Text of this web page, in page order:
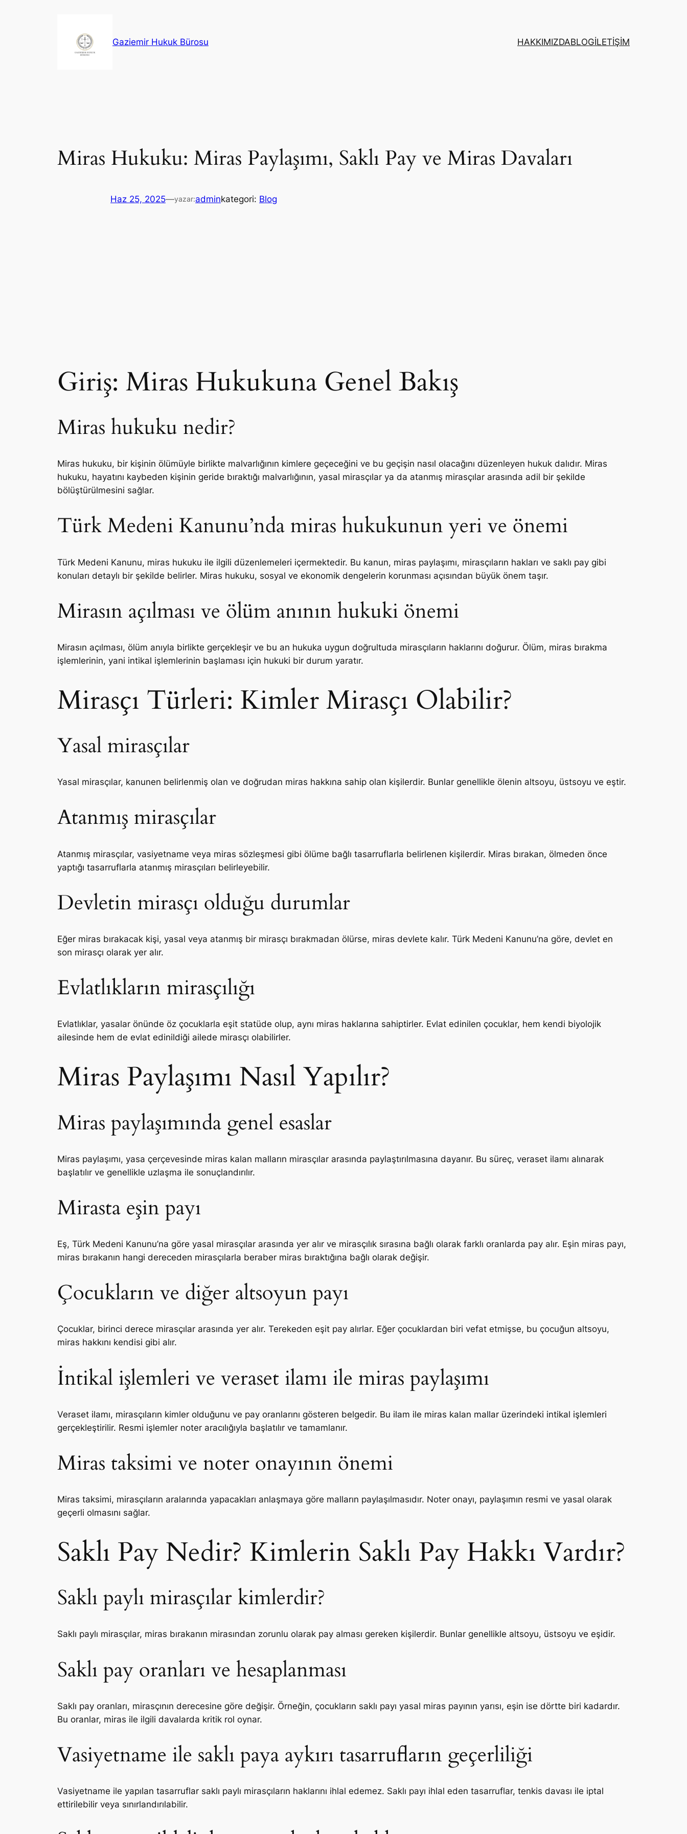
Gaziemir Hukuk Bürosu
HAKKIMIZDABLOGİLETİŞİM
Miras Hukuku: Miras Paylaşımı, Saklı Pay ve Miras Davaları
Haz 25, 2025—yazar:adminkategori: Blog
Giriş: Miras Hukukuna Genel Bakış
Miras hukuku nedir?
Miras hukuku, bir kişinin ölümüyle birlikte malvarlığının kimlere geçeceğini ve bu geçişin nasıl olacağını düzenleyen hukuk dalıdır. Miras
hukuku, hayatını kaybeden kişinin geride bıraktığı malvarlığının, yasal mirasçılar ya da atanmış mirasçılar arasında adil bir şekilde
bölüştürülmesini sağlar.
Türk Medeni Kanunu’nda miras hukukunun yeri ve önemi
Türk Medeni Kanunu, miras hukuku ile ilgili düzenlemeleri içermektedir. Bu kanun, miras paylaşımı, mirasçıların hakları ve saklı pay gibi
konuları detaylı bir şekilde belirler. Miras hukuku, sosyal ve ekonomik dengelerin korunması açısından büyük önem taşır.
Mirasın açılması ve ölüm anının hukuki önemi
Mirasın açılması, ölüm anıyla birlikte gerçekleşir ve bu an hukuka uygun doğrultuda mirasçıların haklarını doğurur. Ölüm, miras bırakma
işlemlerinin, yani intikal işlemlerinin başlaması için hukuki bir durum yaratır.
Mirasçı Türleri: Kimler Mirasçı Olabilir?
Yasal mirasçılar
Yasal mirasçılar, kanunen belirlenmiş olan ve doğrudan miras hakkına sahip olan kişilerdir. Bunlar genellikle ölenin altsoyu, üstsoyu ve eştir.
Atanmış mirasçılar
Atanmış mirasçılar, vasiyetname veya miras sözleşmesi gibi ölüme bağlı tasarruflarla belirlenen kişilerdir. Miras bırakan, ölmeden önce
yaptığı tasarruflarla atanmış mirasçıları belirleyebilir.
Devletin mirasçı olduğu durumlar
Eğer miras bırakacak kişi, yasal veya atanmış bir mirasçı bırakmadan ölürse, miras devlete kalır. Türk Medeni Kanunu’na göre, devlet en
son mirasçı olarak yer alır.
Evlatlıkların mirasçılığı
Evlatlıklar, yasalar önünde öz çocuklarla eşit statüde olup, aynı miras haklarına sahiptirler. Evlat edinilen çocuklar, hem kendi biyolojik
ailesinde hem de evlat edinildiği ailede mirasçı olabilirler.
Miras Paylaşımı Nasıl Yapılır?
Miras paylaşımında genel esaslar
Miras paylaşımı, yasa çerçevesinde miras kalan malların mirasçılar arasında paylaştırılmasına dayanır. Bu süreç, veraset ilamı alınarak
başlatılır ve genellikle uzlaşma ile sonuçlandırılır.
Mirasta eşin payı
Eş, Türk Medeni Kanunu’na göre yasal mirasçılar arasında yer alır ve mirasçılık sırasına bağlı olarak farklı oranlarda pay alır. Eşin miras payı,
miras bırakanın hangi dereceden mirasçılarla beraber miras bıraktığına bağlı olarak değişir.
Çocukların ve diğer altsoyun payı
Çocuklar, birinci derece mirasçılar arasında yer alır. Terekeden eşit pay alırlar. Eğer çocuklardan biri vefat etmişse, bu çocuğun altsoyu,
miras hakkını kendisi gibi alır.
İntikal işlemleri ve veraset ilamı ile miras paylaşımı
Veraset ilamı, mirasçıların kimler olduğunu ve pay oranlarını gösteren belgedir. Bu ilam ile miras kalan mallar üzerindeki intikal işlemleri
gerçekleştirilir. Resmi işlemler noter aracılığıyla başlatılır ve tamamlanır.
Miras taksimi ve noter onayının önemi
Miras taksimi, mirasçıların aralarında yapacakları anlaşmaya göre malların paylaşılmasıdır. Noter onayı, paylaşımın resmi ve yasal olarak
geçerli olmasını sağlar.
Saklı Pay Nedir? Kimlerin Saklı Pay Hakkı Vardır?
Saklı paylı mirasçılar kimlerdir?
Saklı paylı mirasçılar, miras bırakanın mirasından zorunlu olarak pay alması gereken kişilerdir. Bunlar genellikle altsoyu, üstsoyu ve eşidir.
Saklı pay oranları ve hesaplanması
Saklı pay oranları, mirasçının derecesine göre değişir. Örneğin, çocukların saklı payı yasal miras payının yarısı, eşin ise dörtte biri kadardır.
Bu oranlar, miras ile ilgili davalarda kritik rol oynar.
Vasiyetname ile saklı paya aykırı tasarrufların geçerliliği
Vasiyetname ile yapılan tasarruflar saklı paylı mirasçıların haklarını ihlal edemez. Saklı payı ihlal eden tasarruflar, tenkis davası ile iptal
ettirilebilir veya sınırlandırılabilir.